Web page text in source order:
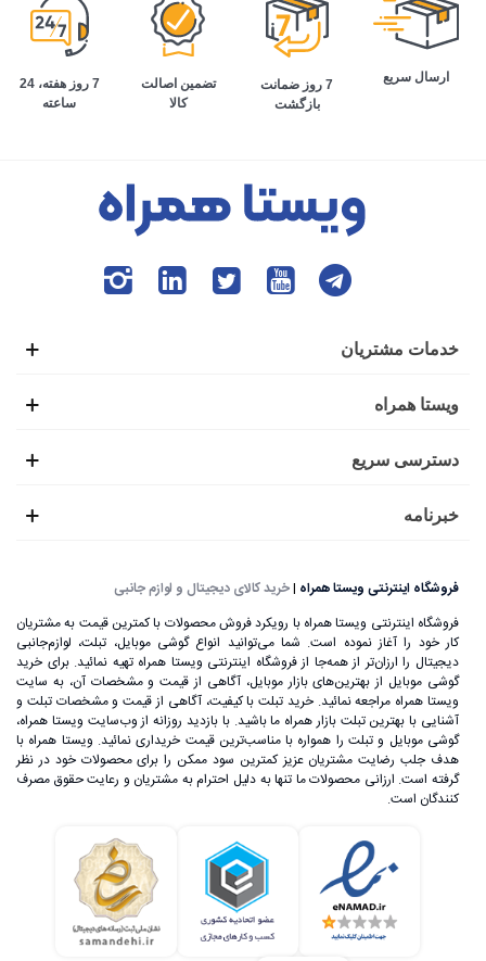
ارسال سریع
7 روز ضمانت
بازگشت
تضمین اصالت
کالا
7 روز هفته، 24
ساعته
خدمات مشتریان
ویستا همراه
دسترسی سریع
خبرنامه
فروشگاه اینترنتی ویستا همراه |خرید کالای دیجیتال و لوازم جانبی
فروشگاه اینترنتی ویستا همراه با رویکرد فروش محصولات با کمترین قیمت به مشتریان
کار خود را آغاز نموده است. شما می‌توانید انواع گوشی موبایل، تبلت، لوازم‌جانبی
دیجیتال را ارزان‌تر از همه‌جا از فروشگاه اینترنتی ویستا همراه تهیه نمائید. برای خرید
گوشی موبایل از بهترین‌های بازار موبایل، آگاهی از قیمت و مشخصات آن، به ‌سایت
ویستا همراه مراجعه نمائید. خرید تبلت با کیفیت، آگاهی از قیمت و مشخصات تبلت و
آشنایی با بهترین تبلت بازار همراه ما باشید. با بازدید روزانه از وب‌سایت ویستا همراه،
گوشی موبایل و تبلت را همواره با مناسب‌ترین قیمت خریداری نمائید. ویستا همراه با
هدف جلب رضایت مشتریان عزیز کمترین سود ممکن را برای محصولات خود در نظر
گرفته است. ارزانی محصولات ما تنها به دلیل احترام به مشتریان و رعایت حقوق مصرف
کنندگان است.